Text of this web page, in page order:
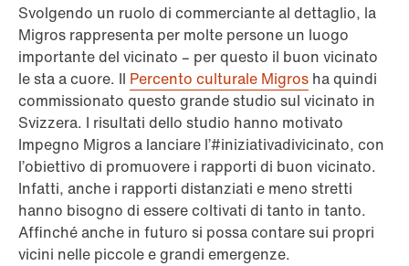
Svolgendo un ruolo di commerciante al dettaglio, la
Migros rappresenta per molte persone un luogo
importante del vicinato – per questo il buon vicinato
le sta a cuore. Il Percento culturale Migros ha quindi
commissionato questo grande studio sul vicinato in
Svizzera. I risultati dello studio hanno motivato
Impegno Migros a lanciare l’#iniziativadivicinato, con
l’obiettivo di promuovere i rapporti di buon vicinato.
Infatti, anche i rapporti distanziati e meno stretti
hanno bisogno di essere coltivati di tanto in tanto.
Affinché anche in futuro si possa contare sui propri
vicini nelle piccole e grandi emergenze.